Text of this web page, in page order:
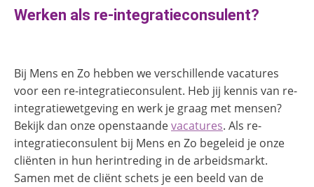
Werken als re-integratieconsulent?
Bij Mens en Zo hebben we verschillende vacatures
voor een re-integratieconsulent. Heb jij kennis van re-
integratiewetgeving en werk je graag met mensen?
Bekijk dan onze openstaandevacatures. Als re-
integratieconsulent bij Mens en Zo begeleid je onze
cliënten in hun herintreding in de arbeidsmarkt.
Samen met de cliënt schets je een beeld van de